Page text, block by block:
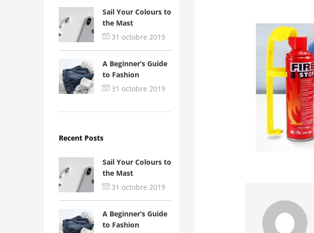
Sail Your Colours to
the Mast
31 octobre 2019
A Beginner’s Guide
to Fashion
31 octobre 2019
Recent Posts
Sail Your Colours to
the Mast
31 octobre 2019
A Beginner’s Guide
to Fashion